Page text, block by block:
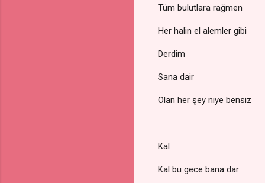
Tüm bulutlara rağmen
Her halin el alemler gibi
Derdim
Sana dair
Olan her şey niye bensiz
Kal
Kal bu gece bana dar